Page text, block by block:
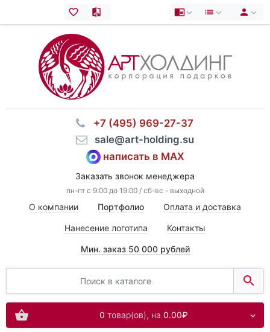
⠀+7 (495) 969-27-37
⠀sale@art-holding.su
написать в MAX
Заказать звонок менеджера
пн-пт с 9:00 до 19:00 / сб-вс - выходной
О компании Портфолио Оплата и доставка
Нанесение логотипа Контакты
Мин. заказ 50 000 рублей
0 товар(ов), на 0.00₽